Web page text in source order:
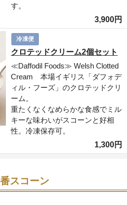
す。
3,900円
冷凍便
クロテッドクリーム2個セット
≪Daffodil Foods≫ Welsh Clotted
Cream 本場イギリス「ダフォデ
ィル・フーズ」のクロテッドクリ
ーム。
重たくなくなめらかな食感でミル
キーな味わいがスコーンと好相
性。冷凍保存可。
1,300円
スコーン